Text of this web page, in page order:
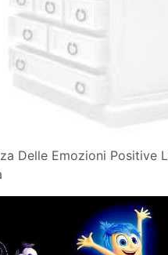
Delle Emozioni Positive